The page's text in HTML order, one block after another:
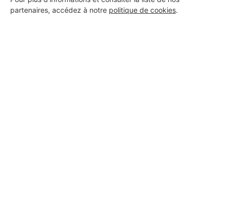
partenaires, accédez à notre politique de cookies.
Les Installateurs d'alarmes